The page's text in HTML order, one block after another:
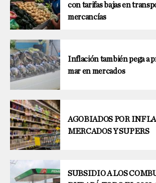
con tarifas bajas en
mercancías
Inflación también pega a
mar en mercados
AGOBIADOS POR
MERCADOS Y SUPERS
SUBSIDIO A LOS